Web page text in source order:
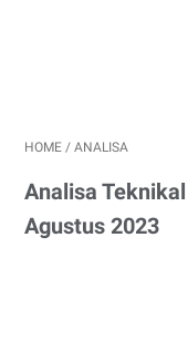
HOME / ANALISA
Analisa
Agustus 2023